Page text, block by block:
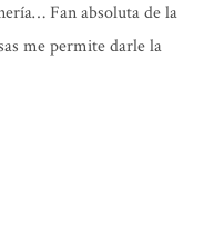
Fan absoluta de la
me permite darle la